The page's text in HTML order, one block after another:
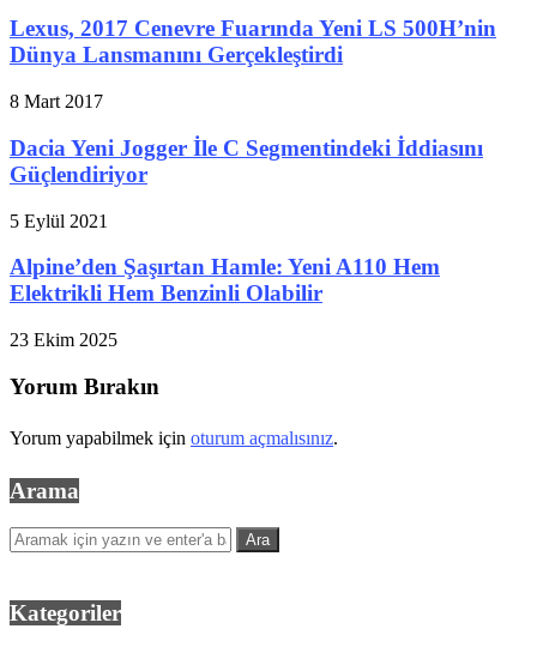
Lexus, 2017 Cenevre Fuarında Yeni LS 500H’nin
Dünya Lansmanını Gerçekleştirdi
8 Mart 2017
Dacia Yeni Jogger İle C Segmentindeki İddiasını
Güçlendiriyor
5 Eylül 2021
Alpine’den Şaşırtan Hamle: Yeni A110 Hem
Elektrikli Hem Benzinli Olabilir
23 Ekim 2025
Yorum Bırakın
Yorum yapabilmek için oturum açmalısınız.
Arama
Kategoriler